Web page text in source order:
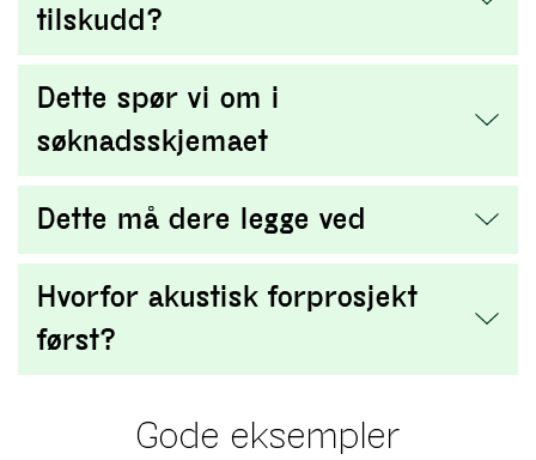
tilskudd?
Dette spør vi om i
søknadsskjemaet
Dette må dere legge ved
Hvorfor akustisk forprosjekt
først?
Gode eksempler